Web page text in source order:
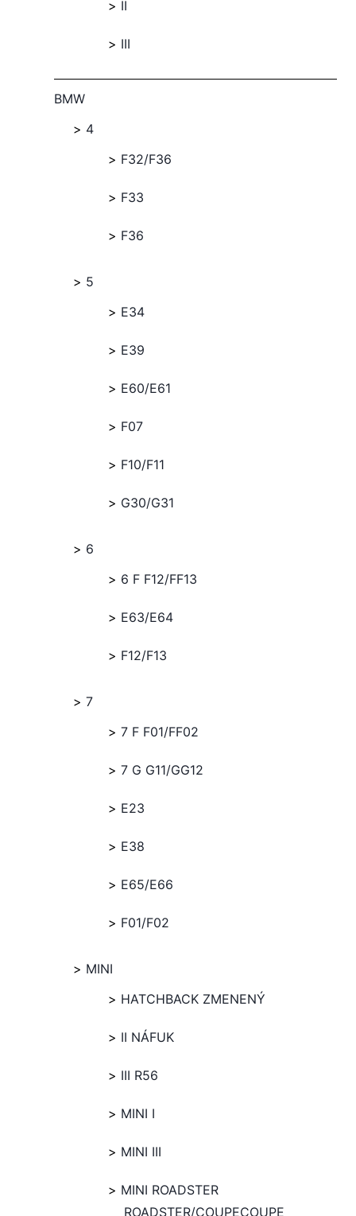
II
III
BMW
4
F32/F36
F33
F36
5
E34
E39
E60/E61
F07
F10/F11
G30/G31
6
6 F F12/FF13
E63/E64
F12/F13
7
7 F F01/FF02
7 G G11/GG12
E23
E38
E65/E66
F01/F02
MINI
HATCHBACK ZMENENÝ
II NÁFUK
III R56
MINI I
MINI III
MINI ROADSTER
ROADSTER/COUPECOUPE